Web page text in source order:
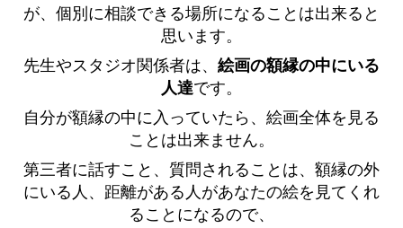
が、個別に相談できる場所になることは出来ると
思います。
先生やスタジオ関係者は、 絵画の額縁の中にいる
人達です。
自分が額縁の中に入っていたら、絵画全体を見る
ことは出来ません。
第三者に話すこと、質問されることは、額縁の外
にいる人、距離がある人があなたの絵を見てくれ
ることになるので、